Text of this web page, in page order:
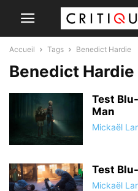
Accueil Tags Benedict Hardie
Benedict Hardie
Test
Man
Mickaël
Test
Mickaël